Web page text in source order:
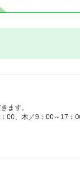
ます。
00、木／9：00～17：